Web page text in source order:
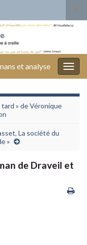
et analyse
» de Véronique
La société du
»
de Draveil et